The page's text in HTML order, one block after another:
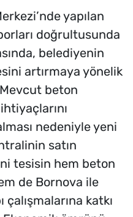
yapılan
doğrultusunda
belediyenin
artırmaya yönelik
Mevcut beton
nedeniyle yeni
satın
tesisin hem beton
de Bornova ile
katkı